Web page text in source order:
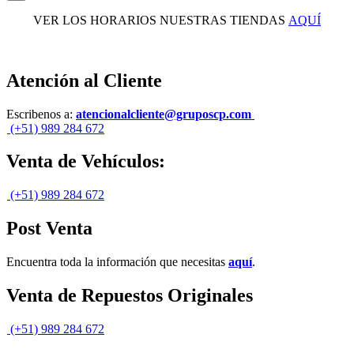
VER LOS HORARIOS NUESTRAS TIENDAS AQUÍ
Atención al Cliente
Escribenos a: atencionalcliente@gruposcp.com
(+51) 989 284 672
Venta de Vehículos:
(+51) 989 284 672
Post Venta
Encuentra toda la información que necesitas aquí.
Venta de Repuestos Originales
(+51) 989 284 672